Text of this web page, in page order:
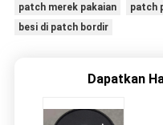
patch merek pakaian
patch
besi di patch bordir
Dapatkan